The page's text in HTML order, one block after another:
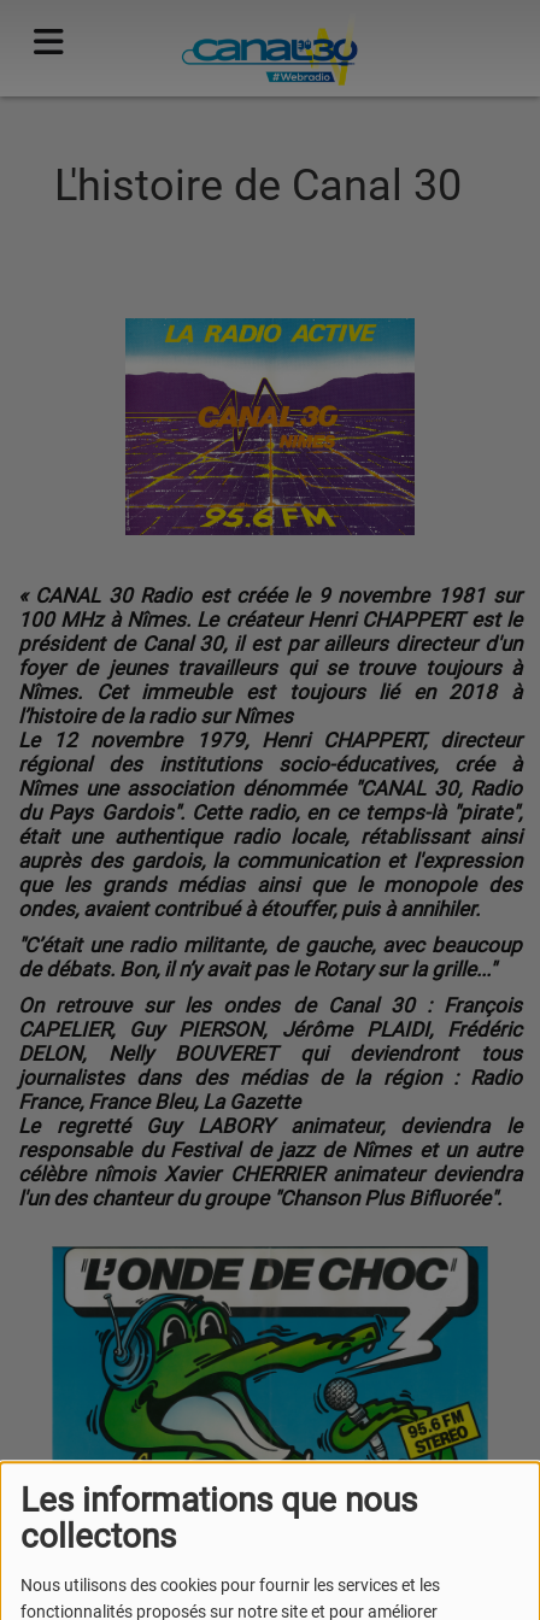
Les informations que nous
collectons
Nous utilisons des cookies pour fournir les services et les
fonctionnalités proposés sur notre site et pour améliorer
L'histoire de Canal 30
« CANAL 30 Radio est créée le 9 novembre 1981 sur
100 MHz à Nîmes. Le créateurHenri CHAPPERTest le
président de Canal 30, il est par ailleurs directeur d'un
foyer de jeunes travailleurs qui se trouve toujours à
Nîmes. Cet immeuble est toujours lié en 2018 à
l’histoire de la radio sur Nîmes
Le 12 novembre 1979, Henri CHAPPERT, directeur
régional des institutions socio-éducatives, crée à
Nîmes une association dénommée "CANAL 30, Radio
du Pays Gardois". Cette radio, en ce temps-là "pirate",
était une authentique radio locale, rétablissant ainsi
auprès des gardois, la communication et l'expression
que les grands médias ainsi que le monopole des
ondes, avaient contribué à étouffer, puis à annihiler.
"C’était une radio militante, de gauche, avec beaucoup
de débats. Bon, il n’y avait pas le Rotary sur la grille..."
On retrouve sur les ondes de Canal 30 : François
CAPELIER, Guy PIERSON, Jérôme PLAIDI, Frédéric
DELON, Nelly BOUVERET qui deviendront tous
journalistes dans des médias de la région : Radio
France, France Bleu, La Gazette
Le regretté Guy LABORYanimateur, deviendra le
responsable du Festival de jazz de Nîmes et un autre
célèbre nîmoisXavier CHERRIERanimateur deviendra
l'un des chanteur du groupe "Chanson Plus Bifluorée".
L'expérience de Canal 30 (première époque) ne dure